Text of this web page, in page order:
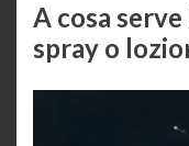
A cosa
spray o